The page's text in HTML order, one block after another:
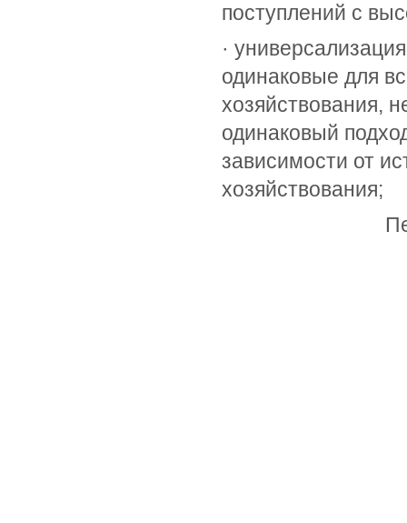
поступлений с
·
одинаковые для
хозяйствования,
одинаковый
зависимости от
хозяйствования;